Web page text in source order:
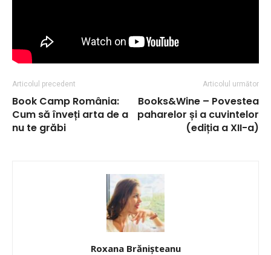
Articolul precedent
Book Camp România:
Cum să înveți arta de a
nu te grăbi
Articolul următor
Books&Wine – Povestea
paharelor și a cuvintelor
(ediția a XII-a)
Roxana Brănișteanu